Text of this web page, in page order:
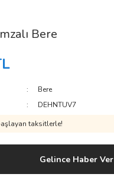
Bere
Bere
DEHNTUV7
taksitlerle!
Gelince Haber Ver